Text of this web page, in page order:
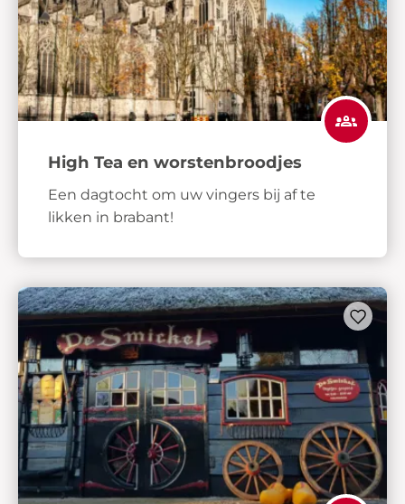
High Tea en worstenbroodjes
Een dagtocht om uw vingers bij af te
likken in brabant!